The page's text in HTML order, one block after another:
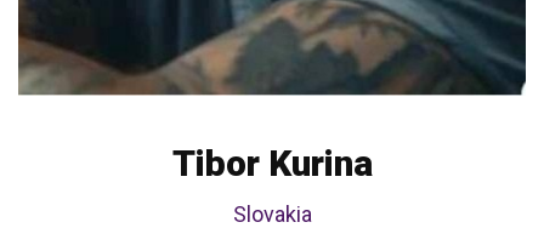
Tibor Kurina
Slovakia